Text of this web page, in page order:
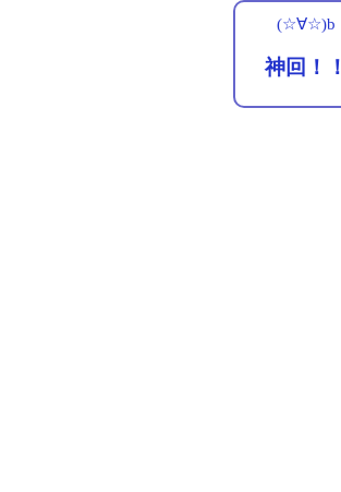
(☆∀☆)b
神回！！